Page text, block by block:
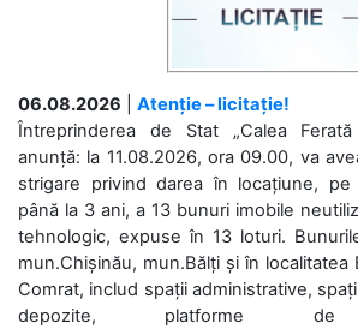
06.08.2026
Atenție – licitație!
Întreprinderea de Stat „Calea
anunță: la 11.08.2026, ora 09.00, va
strigare privind darea în locațiune,
până la 3 ani, a 13 bunuri imobile
tehnologic, expuse în 13 loturi.
mun.Chișinău, mun.Bălți și în localitatea
Comrat, includ spații administrative,
depozite, platforme de